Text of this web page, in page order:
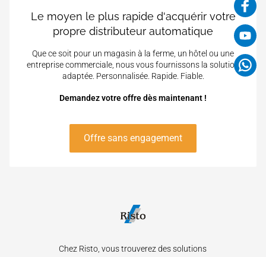
Le moyen le plus rapide d'acquérir votre
propre distributeur automatique
Que ce soit pour un magasin à la ferme, un hôtel ou une
entreprise commerciale, nous vous fournissons la solution
adaptée. Personnalisée. Rapide. Fiable.
Demandez votre offre dès maintenant !
Offre sans engagement
Chez Risto, vous trouverez des solutions